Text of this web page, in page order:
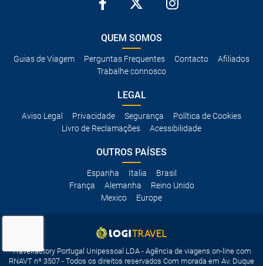
QUEM SOMOS
Guias de Viagem Perguntas Frequentes Contacto
Afiliados
Trabalhe connosco
LEGAL
Aviso Legal Privacidade Segurança
Política de Cookies
Livro de Reclamações
Acessibilidade
OUTROS PAÍSES
Espanha Italia
Brasil
França
Alemanha
Reino Unido
Mexico
Europe
Travelfactory Portugal Unipessoal LDA - Agência de viagens on-line com
RNAVT nº 3507 - Todos os direitos reservados Com morada em Av. Duque